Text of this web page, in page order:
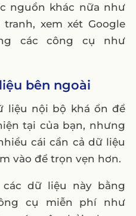
nguồn khác nữa như
xem xét Google
các công cụ như
bên ngoài
liệu nội bộ khá ổn để
tại của bạn, nhưng
cái cần cả dữ liệu
vào để trọn vẹn hơn.
dữ liệu này bằng
cụ miễn phí như